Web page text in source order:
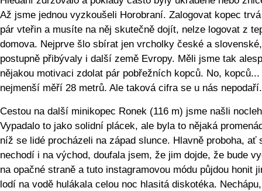
Až jsme jednou vyzkoušeli Horobraní. Zalogovat kopec
pár vteřin a musíte na něj skutečně dojít, nelze logovat z
domova. Nejprve šlo sbírat jen vrcholky české a slovenské,
postupně přibývaly i další země Evropy. Měli jsme tak
nějakou motivaci zdolat pár pobřežních kopců. No, kopců...
nejmenší měří 28 metrů. Ale taková cifra se u nás nepodaří.
Cestou na další minikopec Ronek (116 m) jsme našli
Vypadalo to jako solidní plácek, ale byla to nějaká
níž se lidé procházeli na západ slunce. Hlavně proboha, ať
nechodí i na východ, doufala jsem, že jim dojde, že bude
na opačné straně a tuto instagramovou módu půjdou honit
lodí na vodě hulákala celou noc hlasitá diskotéka.